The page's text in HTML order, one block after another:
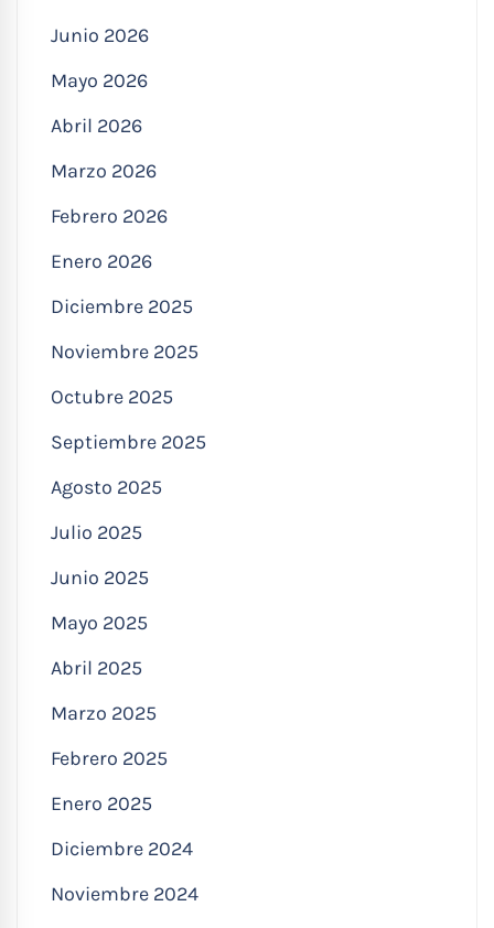
Junio 2026
Mayo 2026
Abril 2026
Marzo 2026
Febrero 2026
Enero 2026
Diciembre 2025
Noviembre 2025
Octubre 2025
Septiembre 2025
Agosto 2025
Julio 2025
Junio 2025
Mayo 2025
Abril 2025
Marzo 2025
Febrero 2025
Enero 2025
Diciembre 2024
Noviembre 2024